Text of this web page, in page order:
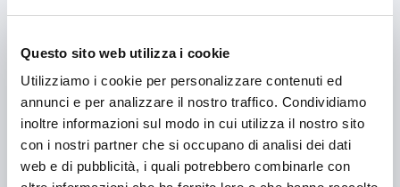
Questo sito web utilizza i cookie
Utilizziamo i cookie per personalizzare contenuti ed
annunci e per analizzare il nostro traffico. Condividiamo
inoltre informazioni sul modo in cui utilizza il nostro sito
con i nostri partner che si occupano di analisi dei dati
web e di pubblicità, i quali potrebbero combinarle con
Su richiesta: assistenza personalizzata
Strumenti innovativi
Tecnologie avanzate per proteggere i tuoi dati e
prevenire rischi legali: